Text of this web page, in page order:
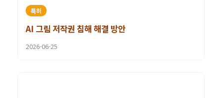
특허
AI 그림 저작권 침해 해결 방안
2026-06-25